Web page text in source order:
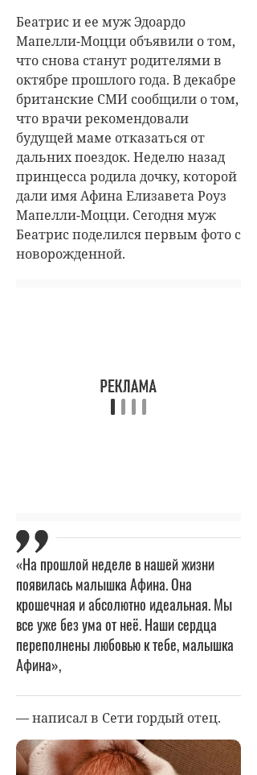
Беатрис и ее муж Эдоардо
Мапелли-Моцци объявили о том,
что снова станут родителями в
октябре прошлого года. В декабре
британские СМИ сообщили о том,
что врачи рекомендовали
будущей маме отказаться от
дальних поездок. Неделю назад
принцесса родила дочку, которой
дали имя Афина Елизавета Роуз
Мапелли-Моцци. Сегодня муж
Беатрис поделился первым фото с
новорожденной.
«На прошлой неделе в нашей жизни
появилась малышка Афина. Она
крошечная и абсолютно идеальная. Мы
все уже без ума от неё. Наши сердца
переполнены любовью к тебе, малышка
Афина»,
— написал в Сети гордый отец.